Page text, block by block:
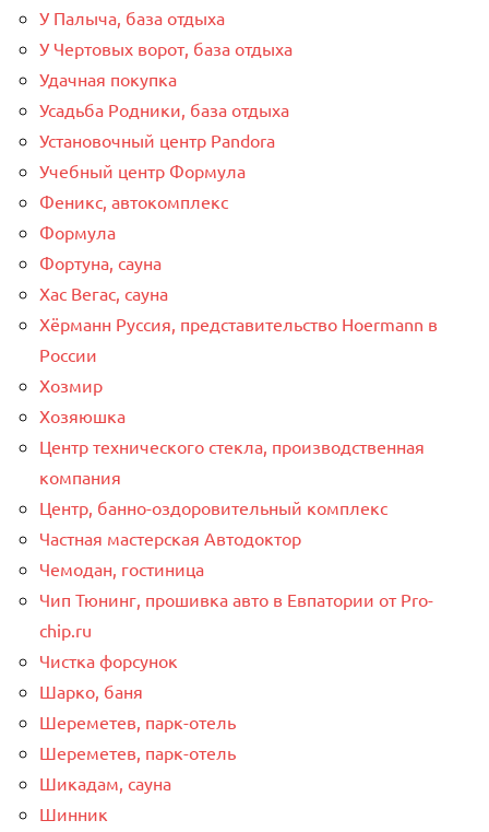
У Палыча, база отдыха
У Чертовых ворот, база отдыха
Удачная покупка
Усадьба Родники, база отдыха
Установочный центр Pandora
Учебный центр Формула
Феникс, автокомплекс
Формула
Фортуна, сауна
Хас Вегас, сауна
Хёрманн Руссия, представительство Hoermann в
России
Хозмир
Хозяюшка
Центр технического стекла, производственная
компания
Центр, банно-оздоровительный комплекс
Частная мастерская Автодоктор
Чемодан, гостиница
Чип Тюнинг, прошивка авто в Евпатории от Pro-
chip.ru
Чистка форсунок
Шарко, баня
Шереметев, парк-отель
Шереметев, парк-отель
Шикадам, сауна
Шинник